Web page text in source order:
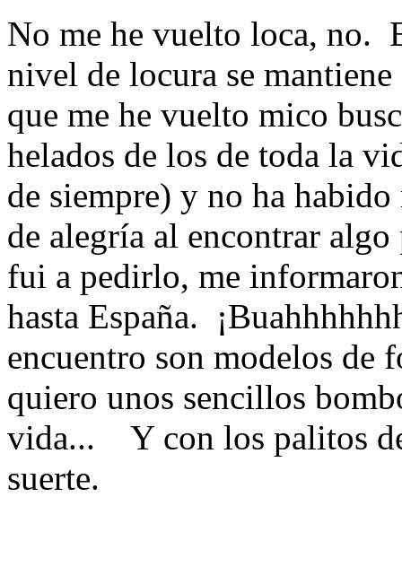
No me he vuelto loca, no.
nivel de locura se
que me he vuelto mico
helados de los de toda la
de siempre) y no ha
de alegría al encontrar
fui a pedirlo, me
hasta España.
encuentro son modelos de
quiero unos sencillos
vida... Y con los palitos
suerte.